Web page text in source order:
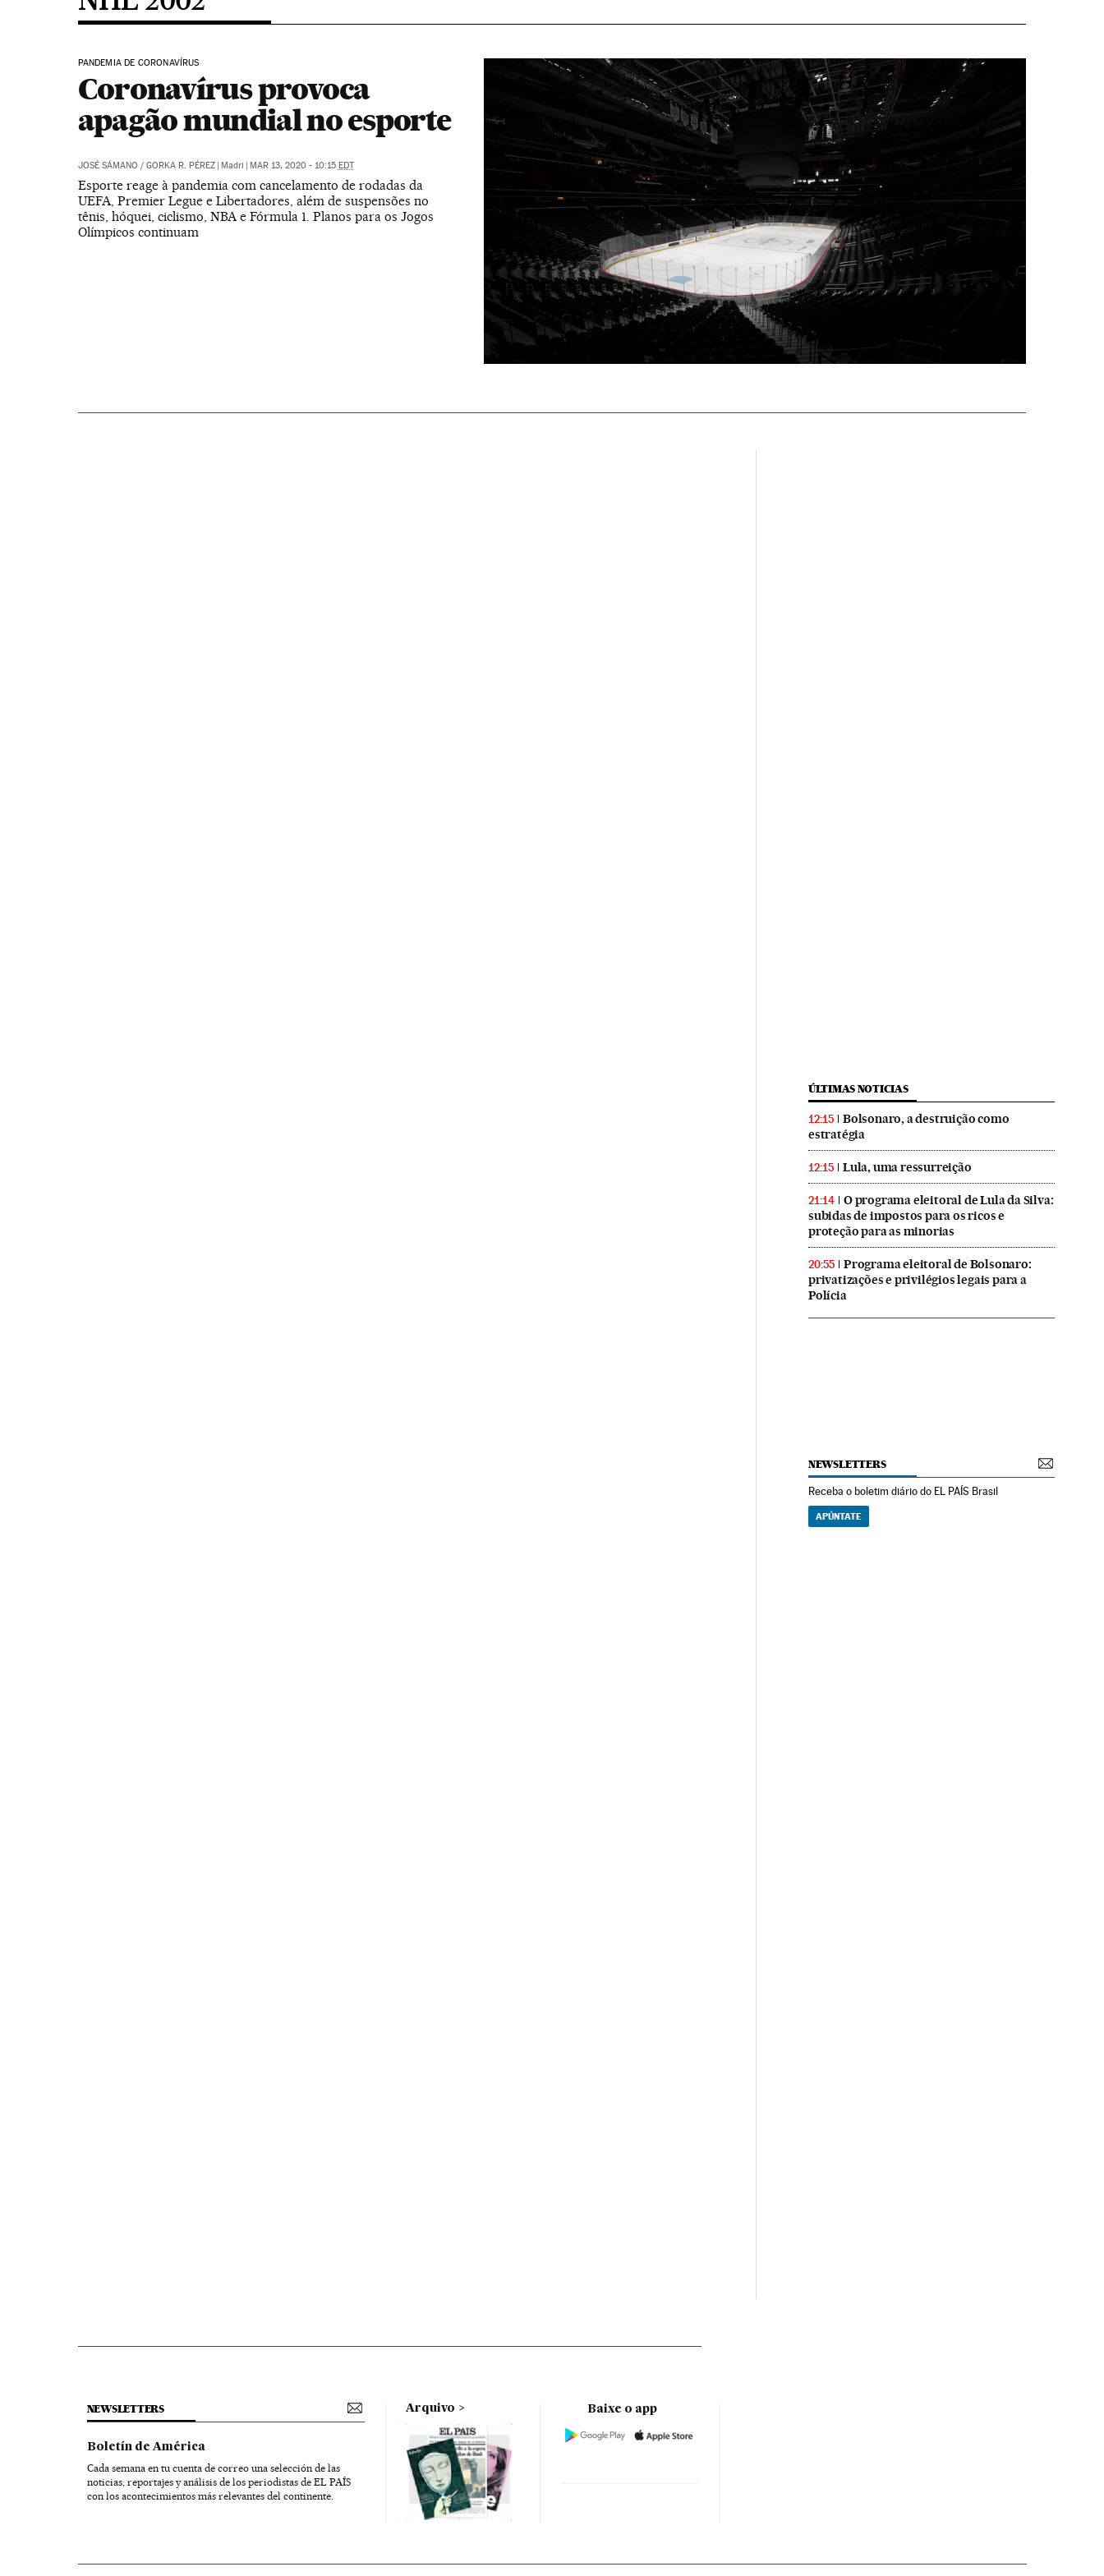
PANDEMIA DE CORONAVÍRUS
Coronavírus provoca
apagão mundial no esporte
JOSÉ SÁMANO / GORKA R. PÉREZ | Madri | MAR 13, 2020 - 10:15 EDT
Esporte reage à pandemia com cancelamento de rodadas da
UEFA, Premier Legue e Libertadores, além de suspensões no
tênis, hóquei, ciclismo, NBA e Fórmula 1. Planos para os Jogos
Olímpicos continuam
ÚLTIMAS NOTICIAS
12:15
Bolsonaro, a destruição como
estratégia
12:15 Lula, uma ressurreição
21:14
O programa eleitoral de Lula da Silva:
subidas de impostos para os ricos e
proteção para as minorias
20:55
Programa eleitoral de Bolsonaro:
privatizações e privilégios legais para a
Polícia
NEWSLETTERS
Receba o boletim diário do EL PAÍS Brasil
APÚNTATE
NEWSLETTERS
Boletín de América
Cada semana en tu cuenta de correo una selección de las
noticias, reportajes y análisis de los periodistas de EL PAÍS
con los acontecimientos más relevantes del continente.
Arquivo Baixe o app